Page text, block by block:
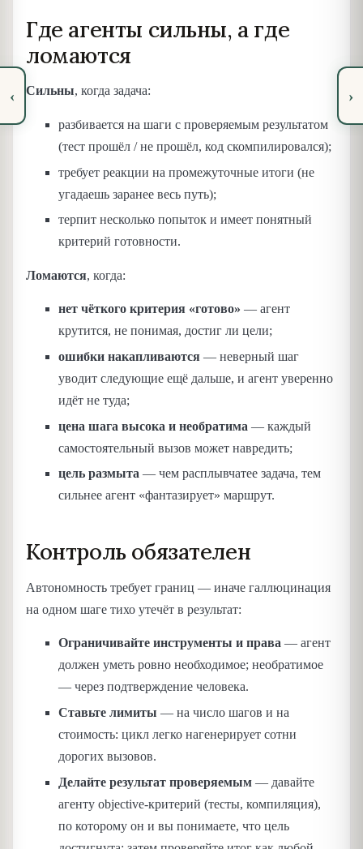
‹
Где агенты сильны, а где
ломаются
Сильны, когда задача:
разбивается на шаги с проверяемым результатом
(тест прошёл / не прошёл, код скомпилировался);
требует реакции на промежуточные итоги (не
угадаешь заранее весь путь);
терпит несколько попыток и имеет понятный
критерий готовности.
Ломаются, когда:
нет чёткого критерия «готово» — агент
крутится, не понимая, достиг ли цели;
ошибки накапливаются — неверный шаг
уводит следующие ещё дальше, и агент уверенно
идёт не туда;
цена шага высока и необратима — каждый
самостоятельный вызов может навредить;
цель размыта — чем расплывчатее задача, тем
сильнее агент «фантазирует» маршрут.
Контроль обязателен
Автономность требует границ — иначе галлюцинация
на одном шаге тихо утечёт в результат:
Ограничивайте инструменты и права — агент
должен уметь ровно необходимое; необратимое
— через подтверждение человека.
Ставьте лимиты — на число шагов и на
стоимость: цикл легко нагенерирует сотни
дорогих вызовов.
Делайте результат проверяемым — давайте
агенту objective-критерий (тесты, компиляция),
по которому он и вы понимаете, что цель
›